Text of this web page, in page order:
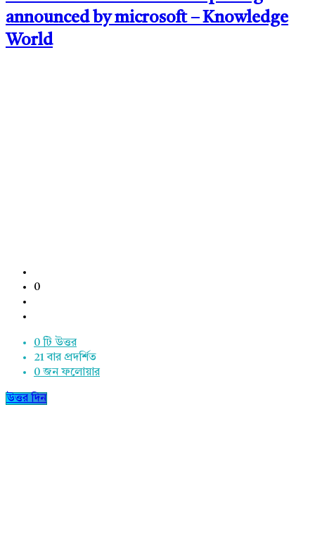
announced by microsoft – Knowledge
World
0
0 টি উত্তর
21বার প্রদর্শিত
0 জন ফলোয়ার
উত্তর দিন